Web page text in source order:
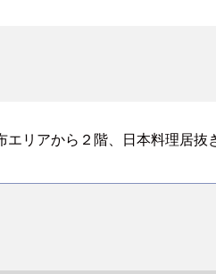
エリアから２階、日本料理居抜